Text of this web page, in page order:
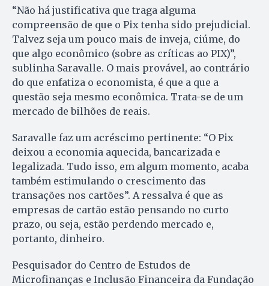
“Não há justificativa que traga alguma
compreensão de que o Pix tenha sido prejudicial.
Talvez seja um pouco mais de inveja, ciúme, do
que algo econômico (sobre as críticas ao PIX)”,
sublinha Saravalle. O mais provável, ao contrário
do que enfatiza o economista, é que a que a
questão seja mesmo econômica. Trata-se de um
mercado de bilhões de reais.
Saravalle faz um acréscimo pertinente: “O Pix
deixou a economia aquecida, bancarizada e
legalizada. Tudo isso, em algum momento, acaba
também estimulando o crescimento das
transações nos cartões”. A ressalva é que as
empresas de cartão estão pensando no curto
prazo, ou seja, estão perdendo mercado e,
portanto, dinheiro.
Pesquisador do Centro de Estudos de
Microfinanças e Inclusão Financeira da Fundação